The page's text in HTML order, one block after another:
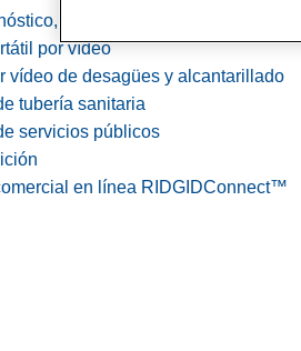
inspección y localización
por vídeo
vídeo de desagües y alcantarillado
tubería sanitaria
servicios públicos
en línea RIDGIDConnect™